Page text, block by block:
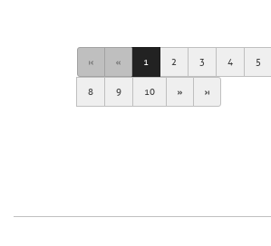
First Previous
1 2 3 4 5
8 9 10 Next Last